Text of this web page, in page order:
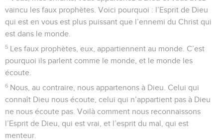
vaincu les faux prophètes. Voici pourquoi : l’Esprit de Dieu
qui est en vous est plus puissant que l’ennemi du Christ qui
est dans le monde.
5 Les faux prophètes, eux, appartiennent au monde. C’est
pourquoi ils parlent comme le monde, et le monde les
écoute.
6 Nous, au contraire, nous appartenons à Dieu. Celui qui
connaît Dieu nous écoute, celui qui n’appartient pas à Dieu
ne nous écoute pas. Voilà comment nous reconnaissons
l’Esprit de Dieu, qui est vrai, et l’esprit du mal, qui est
menteur.